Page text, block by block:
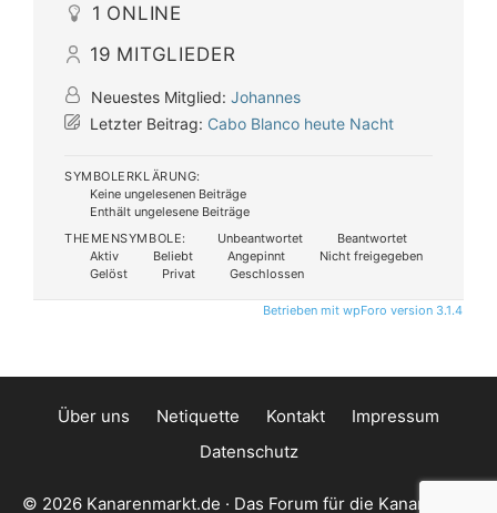
1 ONLINE
19 MITGLIEDER
Neuestes Mitglied: Johannes
Letzter Beitrag: Cabo Blanco heute Nacht
SYMBOLERKLÄRUNG:
Keine ungelesenen Beiträge
Enthält ungelesene Beiträge
THEMENSYMBOLE:
Unbeantwortet
Beantwortet
Aktiv
Beliebt Angepinnt
Nicht freigegeben
Gelöst
Privat Geschlossen
Betrieben mit wpForo version 3.1.4
Über uns Netiquette Kontakt
Impressum
Datenschutz
© 2026 Kanarenmarkt.de · Das Forum für die Kanarischen